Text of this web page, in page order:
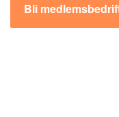
Bli